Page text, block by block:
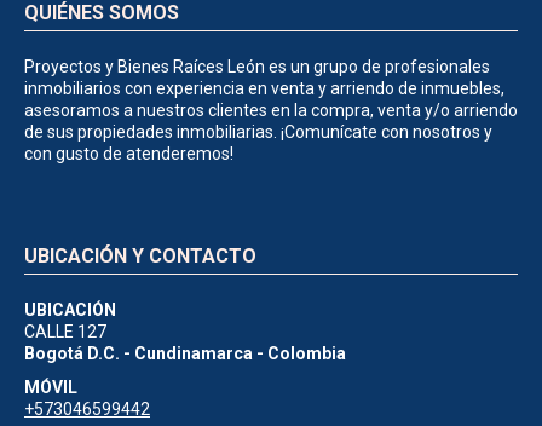
QUIÉNES SOMOS
Proyectos y Bienes Raíces León es un grupo de profesionales
inmobiliarios con experiencia en venta y arriendo de inmuebles,
asesoramos a nuestros clientes en la compra, venta y/o arriendo
de sus propiedades inmobiliarias. ¡Comunícate con nosotros y
con gusto de atenderemos!
UBICACIÓN Y CONTACTO
UBICACIÓN
CALLE 127
Bogotá D.C. - Cundinamarca - Colombia
MÓVIL
+573046599442